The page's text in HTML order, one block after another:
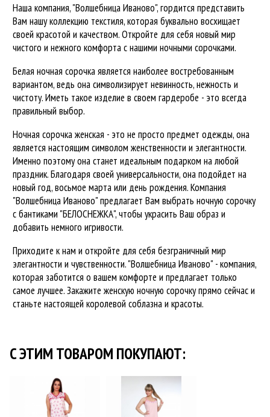
Наша компания, "Волшебница Иваново", гордится представить
Вам нашу коллекцию текстиля, которая буквально восхищает
своей красотой и качеством. Откройте для себя новый мир
чистого и нежного комфорта с нашими ночными сорочками.
Белая ночная сорочка является наиболее востребованным
вариантом, ведь она символизирует невинность, нежность и
чистоту. Иметь такое изделие в своем гардеробе - это всегда
правильный выбор.
Ночная сорочка женская - это не просто предмет одежды, она
является настоящим символом женственности и элегантности.
Именно поэтому она станет идеальным подарком на любой
праздник. Благодаря своей универсальности, она подойдет на
новый год, восьмое марта или день рождения. Компания
"Волшебница Иваново" предлагает Вам выбрать ночную сорочку
с бантиками "БЕЛОСНЕЖКА", чтобы украсить Ваш образ и
добавить немного игривости.
Приходите к нам и откройте для себя безграничный мир
элегантности и чувственности. "Волшебница Иваново" - компания,
которая заботится о вашем комфорте и предлагает только
самое лучшее. Закажите женскую ночную сорочку прямо сейчас и
станьте настоящей королевой соблазна и красоты.
C ЭТИМ ТОВАРОМ ПОКУПАЮТ: